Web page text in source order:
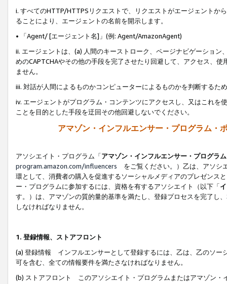
i. すべてのHTTP/HTTPSリクエストで、リクエストがエージェントか
ることにより、エージェントの名前を開示します。
• 「Agent/ [エージェント名]」(例: Agent/AmazonAgent)
ii. エージェントは、(a) 人間のキーストローク、ページナビゲーショ
めのCAPTCHAやその他の手段を完了させたり回避して、アクセス、
ません。
iii. 対話が人間によるものかコンピューターによるものかを判断するた
iv. エージェントがプログラム・コンテンツにアクセスし、又はこれ
ことを目的とした手段を迂回その他回避しないでください。
アマゾン・インフルエンサー・プログラム・
アソシエイト・プログラム「アマゾン・インフルエンサー・プログラム
program.amazon.com/influencers をご覧ください。）乙は、アソシ
環として、消費者の購入を促進するソーシャルメディアのプレゼンス
ー・プログラムに参加するには、資格を有するアソシエイト（以下「
す。）は、アマゾンの質的量的基準を満たし、登録プロセスを完了し、
しなければなりません。
1. 登録情報、ストアフロント
(a) 登録情報 インフルエンサーとして登録するには、乙は、乙のソー
可を含む、全ての情報要件を満たさなければなりません。
(b) ストアフロント このアソシエイト・プログラムまたはアマゾン・